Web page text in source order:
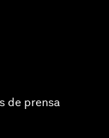
de prensa